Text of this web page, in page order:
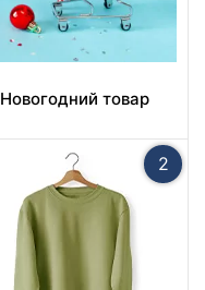
Новогодний товар
2